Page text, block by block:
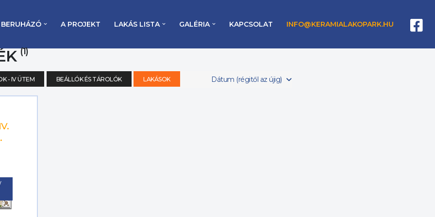
BERUHÁZÓ A PROJEKT LAKÁS LISTA GALÉRIA KAPCSOLAT INFO@KERAMIALAKOPARK.HU
(1)
- IV ÜTEM BEÁLLÓK ÉS TÁROLÓK LAKÁSOK Dátum (régitől az újig)